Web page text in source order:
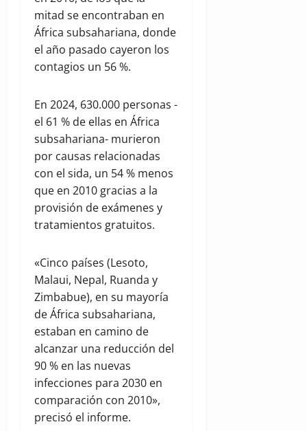
mitad se encontraban en
África subsahariana, donde
el año pasado cayeron los
contagios un 56 %.
En 2024, 630.000 personas -
el 61 % de ellas en África
subsahariana- murieron
por causas relacionadas
con el sida, un 54 % menos
que en 2010 gracias a la
provisión de exámenes y
tratamientos gratuitos.
«Cinco países (Lesoto,
Malaui, Nepal, Ruanda y
Zimbabue), en su mayoría
de África subsahariana,
estaban en camino de
alcanzar una reducción del
90 % en las nuevas
infecciones para 2030 en
comparación con 2010»,
precisó el informe.